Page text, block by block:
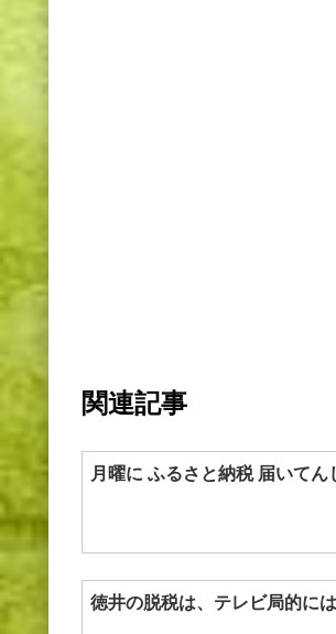
関連記事
月曜に ふるさと納税 届いてん
徳井の脱税は、テレビ局的に